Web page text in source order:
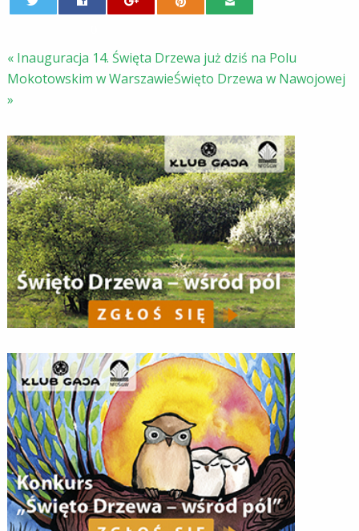
« Inauguracja 14. Święta Drzewa już dziś na Polu
Mokotowskim w WarszawieŚwięto Drzewa w Nawojowej
»